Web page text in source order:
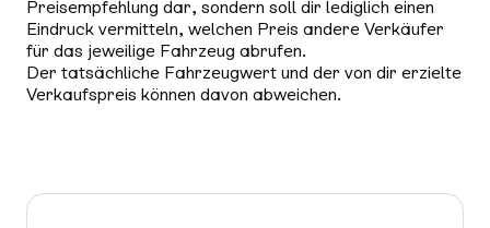
Preisempfehlung dar, sondern soll dir lediglich einen
Eindruck vermitteln, welchen Preis andere Verkäufer
für das jeweilige Fahrzeug abrufen.
Der tatsächliche Fahrzeugwert und der von dir erzielte
Verkaufspreis können davon abweichen.